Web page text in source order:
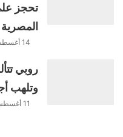
تحجز
المصرية
14 أغسطس، 2025
روبي
وتلهب
11 أغسطس، 2025